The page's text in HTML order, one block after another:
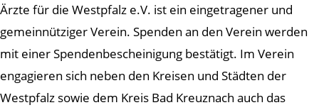
Ärzte für die Westpfalz e.V. ist ein eingetragener und
gemeinnütziger Verein. Spenden an den Verein werden
mit einer Spendenbescheinigung bestätigt. Im Verein
engagieren sich neben den Kreisen und Städten der
Westpfalz sowie dem Kreis Bad Kreuznach auch das